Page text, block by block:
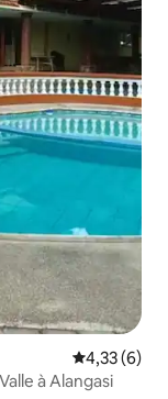
Évaluation
4,33 (6)
à Alangasi